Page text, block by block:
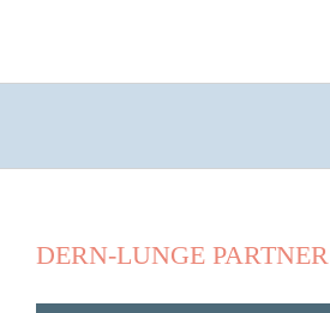
DERN-LUNGE PARTNER